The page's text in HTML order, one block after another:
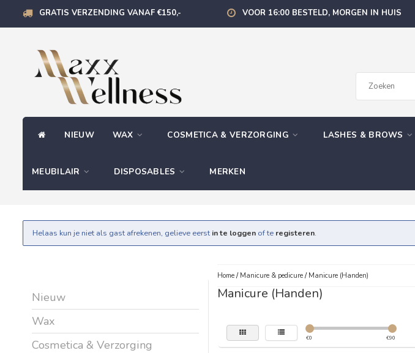
GRATIS VERZENDING VANAF €150,- VOOR 16:00 BESTELD, MORGEN IN HUIS
NIEUW WAX COSMETICA & VERZORGING LASHES & BROWS
MEUBILAIR DISPOSABLES MERKEN
Helaas kun je niet als gast afrekenen, gelieve eerst in te loggen of te registeren.
Nieuw
Wax
Cosmetica & Verzorging
Home/ Manicure & pedicure/ Manicure (Handen)
Manicure (Handen)
€0 €90